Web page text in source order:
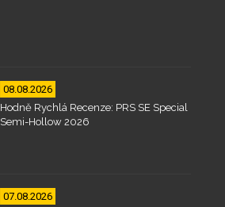
08.08.2026
Hodně Rychlá Recenze: PRS SE Special
Semi-Hollow 2026
07.08.2026